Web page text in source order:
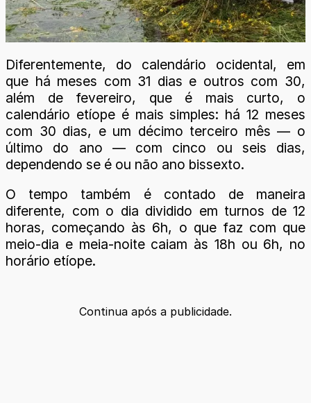
Diferentemente, do calendário ocidental, em
que há meses com 31 dias e outros com 30,
além de fevereiro, que é mais curto, o
calendário etíope é mais simples: há 12 meses
com 30 dias, e um décimo terceiro mês — o
último do ano — com cinco ou seis dias,
dependendo se é ou não ano bissexto.
O tempo também é contado de maneira
diferente, com o dia dividido em turnos de 12
horas, começando às 6h, o que faz com que
meio-dia e meia-noite caiam às 18h ou 6h, no
horário etíope.
Continua após a publicidade.